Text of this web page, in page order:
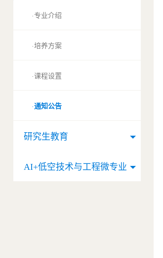
·专业介绍
·培养方案
·课程设置
·通知公告
研究生教育
AI+低空技术与工程微专业